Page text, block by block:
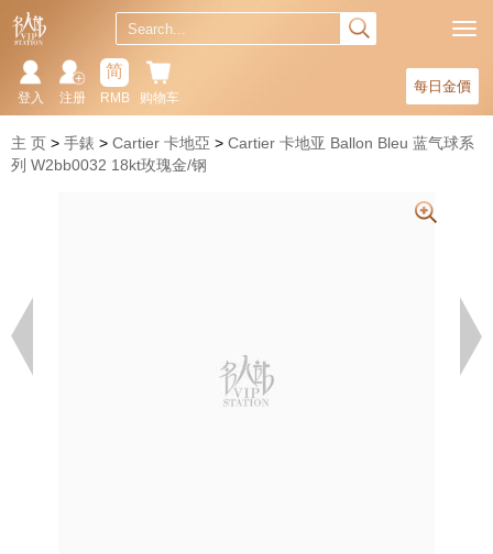
每日金價
购物车
简
RMB
注册
登入
主 页 手錶 Cartier 卡地亞
Cartier 卡地亚 Ballon Bleu 蓝气球系
列 W2bb0032 18kt玫瑰金/钢